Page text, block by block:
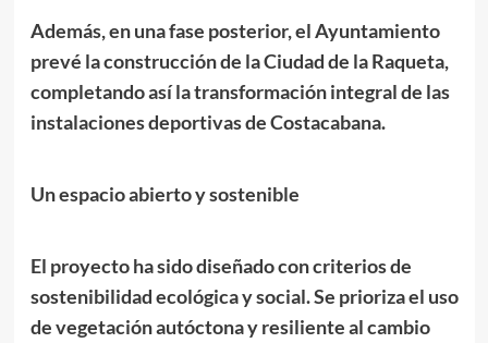
Además, en una fase posterior, el Ayuntamiento
prevé la construcción de la Ciudad de la Raqueta,
completando así la transformación integral de las
instalaciones deportivas de Costacabana.
Un espacio abierto y sostenible
El proyecto ha sido diseñado con criterios de
sostenibilidad ecológica y social. Se prioriza el uso
de vegetación autóctona y resiliente al cambio